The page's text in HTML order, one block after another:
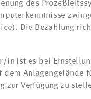
des
Die Bezahlung
in ist es bei
dem Anlagengelände
zur Verfügung zu